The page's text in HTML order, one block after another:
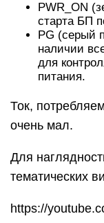
PWR_ON
старта БП
PG (серый
наличии
для
питания.
Ток,
очень мал.
Для
тематических
https://